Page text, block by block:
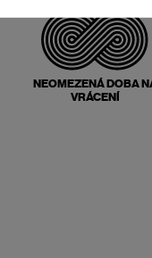
NEOMEZENÁ DOBA
VRÁCENÍ